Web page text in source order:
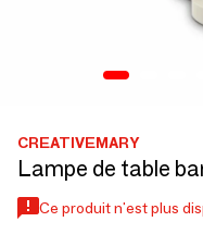
CREATIVEMARY
Lampe de table
Ce produit n'est plus